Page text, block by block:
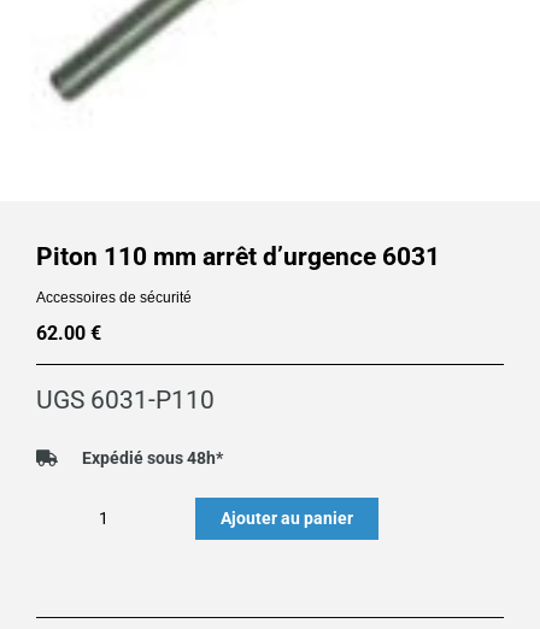
Piton 110 mm arrêt d’urgence 6031
Accessoires de sécurité
62.00 €
UGS 6031-P110
Expédié sous 48h*
Ajouter au panier